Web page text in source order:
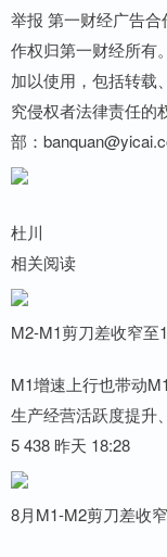
举报 第一财经广告
作权归第一财经所有
加以使用，包括转载
究侵权者法律责任的
部：
杜川
相关阅读
M2-M1剪刀差收窄至
M1增速上行也带动
生产经营活跃度提升
5 438 昨天 18:28
8月M1-M2剪刀差收